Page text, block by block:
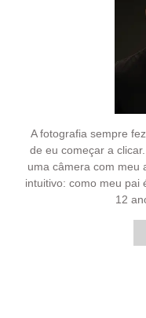
A fotografia sempre
de eu começar a
uma câmera com meu
intuitivo: como meu pai
12